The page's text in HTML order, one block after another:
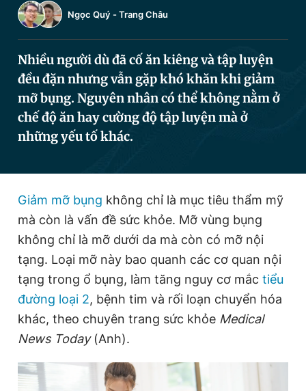
Thông tin tòa soạn
Đọc Thanh Niên trên điện thoại
Theo dõi báo trên
Hotline
0906 645 777
Liên hệ quảng cáo
0908 780 404
Đặt báo Quảng cáo Tòa soạn Chính sách bảo
Tổng biên tập: Nguyễn Ngọc Toàn
Phó tổng biên tập thường trực: Hải Thành
Phó tổng biên tập: Trần Việt Hưng
Tổng thư ký tòa soạn: Đức Trung
Ngọc Quý -Trang Châu
Nhiều người dù đã cố ăn kiêng và tập luyện
đều đặn nhưng vẫn gặp khó khăn khi giảm
mỡ bụng. Nguyên nhân có thể không nằm ở
chế độ ăn hay cường độ tập luyện mà ở
những yếu tố khác.
Giảm mỡ bụng không chỉ là mục tiêu thẩm mỹ
mà còn là vấn đề sức khỏe. Mỡ vùng bụng
không chỉ là mỡ dưới da mà còn có mỡ nội
tạng. Loại mỡ này bao quanh các cơ quan nội
tạng trong ổ bụng, làm tăng nguy cơ mắc tiểu
đường loại 2, bệnh tim và rối loạn chuyển hóa
khác, theo chuyên trang sức khỏe Medical
News Today (Anh).